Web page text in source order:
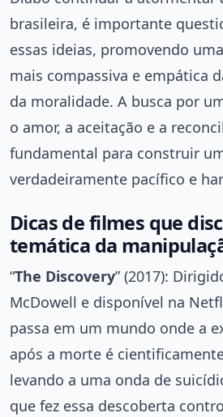
brasileira, é importante
essas ideias, promovendo
mais compassiva e empática
da moralidade. A busca por
o amor, a aceitação e a
fundamental para construir
verdadeiramente pacífico e
Dicas de filmes que
temática da
“The Discovery” (2017):
McDowell e disponível na
passa em um mundo onde a
após a morte é
levando a uma onda de
que fez essa descoberta